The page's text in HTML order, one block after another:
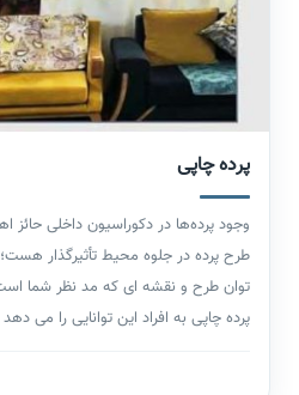
این وسایل تا حد نیاز کاربردی نباشد.
بودن با هم قرین شده باشد بهترین راه
پرده چاپی
وجود پرده‌ها در دکوراسیون داخلی
طرح پرده در جلوه محیط تأثیرگذار
توان طرح و نقشه ای که مد نظر شما
پرده چاپی به افراد این توانایی را می
دکوراسیون داخلی چاپ پرده با صرف